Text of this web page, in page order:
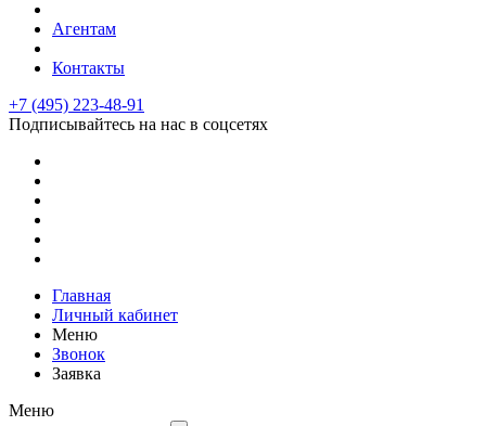
Агентам
Контакты
+7 (495) 223-48-91
Подписывайтесь на нас в соцсетях
Главная
Личный кабинет
Меню
Звонок
Заявка
Меню